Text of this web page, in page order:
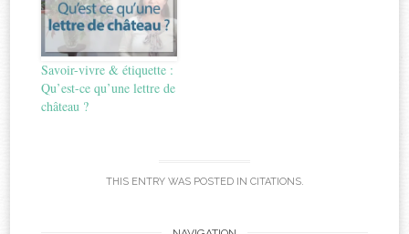
Savoir-vivre & étiquette :
Qu’est-ce qu’une lettre de
château ?
THIS ENTRY WAS POSTED IN CITATIONS.